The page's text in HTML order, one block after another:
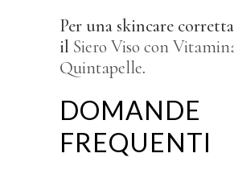
Per una skincare
il Siero Viso con
Quintapelle.
DOMANDE
FREQUENTI